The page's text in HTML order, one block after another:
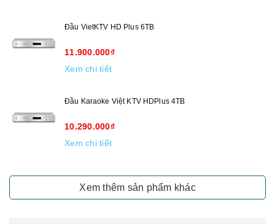
Đầu VietKTV HD Plus 6TB
11.900.000₫
Xem chi tiết
Đầu Karaoke Việt KTV HDPlus 4TB
10.290.000₫
Xem chi tiết
Xem thêm sản phẩm khác